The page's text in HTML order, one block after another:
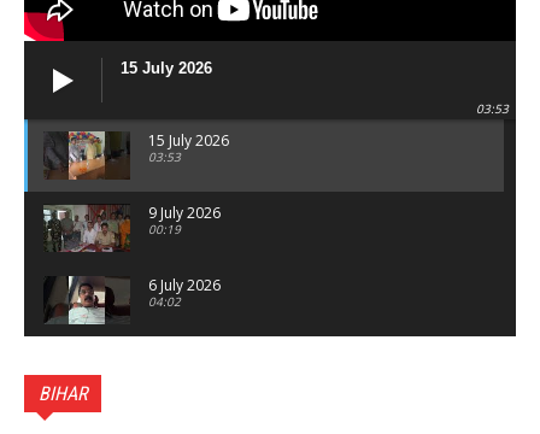
15 July 2026
03:53
15 July 2026
03:53
9 July 2026
00:19
6 July 2026
04:02
BIHAR